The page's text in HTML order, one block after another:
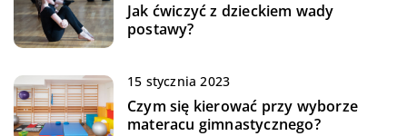
Jak ćwiczyć z dzieckiem wady
postawy?
15 stycznia 2023
Czym się kierować przy wyborze
materacu gimnastycznego?